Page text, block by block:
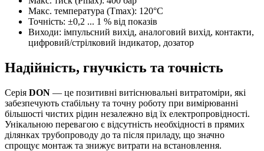
Макс. температура (Tmax): 120°C
Точність: ±0,2 ... 1 % від показів
Виходи: імпульсний вихід, аналоговий вихід, контакти,
цифровий/стрілковий індикатор, дозатор
Надійність, гнучкість та точність
Серія DON — це позитивні витіснювальні витратоміри, які
забезпечують стабільну та точну роботу при вимірюванні
більшості чистих рідин незалежно від їх електропровідності.
Унікальною перевагою є відсутність необхідності в прямих
ділянках трубопроводу до та після приладу, що значно
спрощує монтаж та знижує витрати на встановлення.